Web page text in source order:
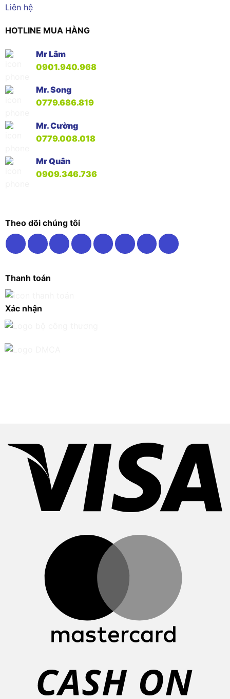
Liên hệ
HOTLINE MUA HÀNG
Mr Lâm
0901.940.968
Mr. Song
0779.686.819
Mr. Cường
0779.008.018
Mr Quân
0909.346.736
Theo dõi chúng tôi
Thanh toán
Xác nhận